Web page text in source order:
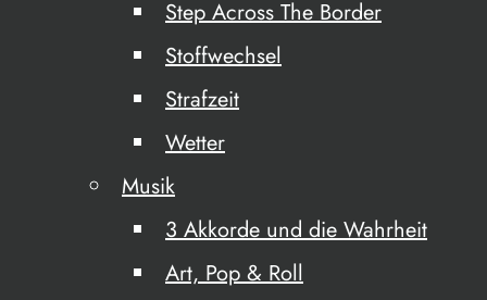
Step Across The Border
Stoffwechsel
Strafzeit
Wetter
Musik
3 Akkorde und die Wahrheit
Art, Pop & Roll